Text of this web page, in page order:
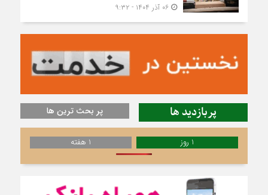
۰۶ آذر ۱۴۰۴ - ۹:۳۲
پربازدید ها پر بحث ترین ها
1 روز 1 هفته